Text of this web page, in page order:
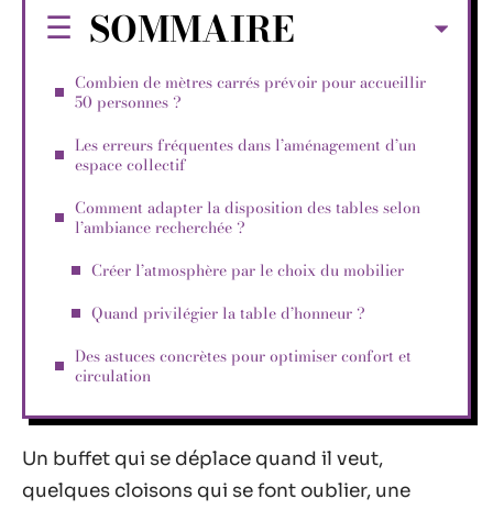
SOMMAIRE
Combien de mètres carrés prévoir pour accueillir
50 personnes ?
Les erreurs fréquentes dans l’aménagement d’un
espace collectif
Comment adapter la disposition des tables selon
l’ambiance recherchée ?
Créer l’atmosphère par le choix du mobilier
Quand privilégier la table d’honneur ?
Des astuces concrètes pour optimiser confort et
circulation
Un buffet qui se déplace quand il veut,
quelques cloisons qui se font oublier, une